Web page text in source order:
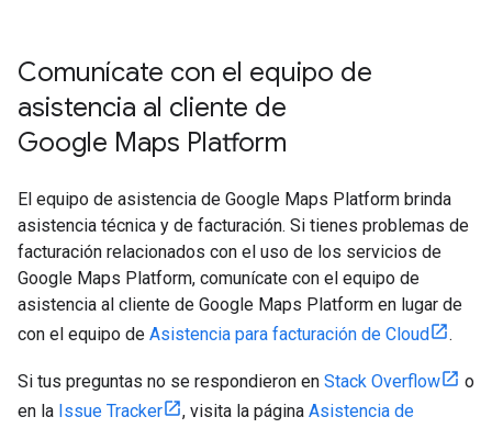
Comunícate con el equipo de
asistencia al cliente de
Google Maps Platform
El equipo de asistencia de Google Maps Platform brinda
asistencia técnica y de facturación. Si tienes problemas de
facturación relacionados con el uso de los servicios de
Google Maps Platform, comunícate con el equipo de
asistencia al cliente de Google Maps Platform en lugar de
con el equipo de Asistencia para facturación de Cloud .
Si tus preguntas no se respondieron en Stack Overflow
o
en la Issue Tracker , visita la página Asistencia de